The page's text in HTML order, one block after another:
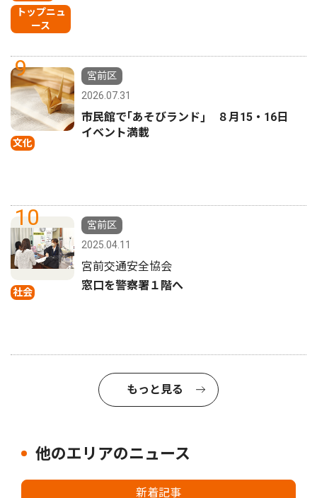
トップニュ
ース
9
文化
宮前区
2026.07.31
市民館で｢あそびランド｣ ８月15・16日
イベント満載
10
社会
宮前区
2025.04.11
宮前交通安全協会
窓口を警察署１階へ
もっと見る
他のエリアのニュース
新着記事